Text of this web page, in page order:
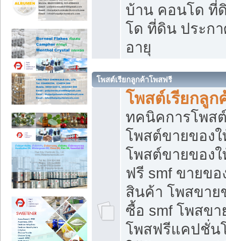
บ้าน คอนโด ที่
โด ที่ดิน ประก
อายุ
โพสต์เรียกลูกค้าโพสฟรี
โพสต์เรียกลูก
ทคนิคการโพส
โพสต์ขายของ
โพสต์ขายของ
ฟรี smf ขายข
สินค้า โพสขาย
ซื้อ smf โพสข
โพสฟรีแคปชั่น